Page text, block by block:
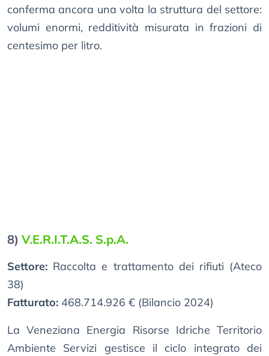
conferma ancora una volta la struttura del settore:
volumi enormi, redditività misurata in frazioni di
centesimo per litro.
8) V.E.R.I.T.A.S. S.p.A.
Settore: Raccolta e trattamento dei rifiuti (Ateco
38)
Fatturato: 468.714.926 € (Bilancio 2024)
La Veneziana Energia Risorse Idriche Territorio
Ambiente Servizi gestisce il ciclo integrato dei